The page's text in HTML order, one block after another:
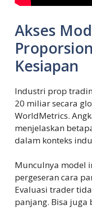
Akses
Kesiapan
Industri prop
20 miliar secara
WorldMetrics.
menjelaskan
dalam konteks
Munculnya model
pergeseran cara
Evaluasi trader
panjang. Bisa